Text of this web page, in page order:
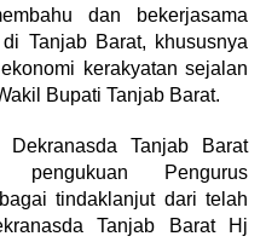
dan bekerjasama
Tanjab Barat, khususnya
kerakyatan sejalan
Bupati Tanjab Barat.
Tanjab Barat
pengukuan Pengurus
tindaklanjut dari telah
Tanjab Barat Hj